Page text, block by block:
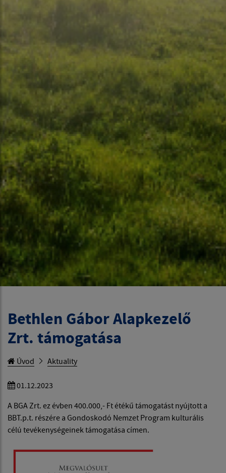
Bethlen Gábor Alapkezelő
Zrt. támogatása
Úvod Aktuality
01.12.2023
A BGA Zrt. ez évben 400.000,- Ft étékű támogatást nyújtott a
BBT.p.t. részére a Gondoskodó Nemzet Program kulturális
célú tevékenységeinek támogatása címen.